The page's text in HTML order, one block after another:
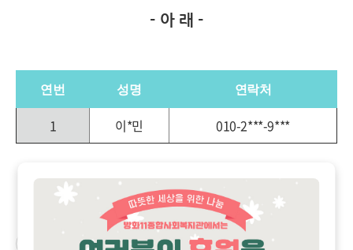
- 아 래 -
연번 성명 연락처
1 이*민 010-2***-9***
구독하기